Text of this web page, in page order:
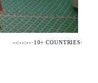
--:--:--· 10+ COUNTRIES·